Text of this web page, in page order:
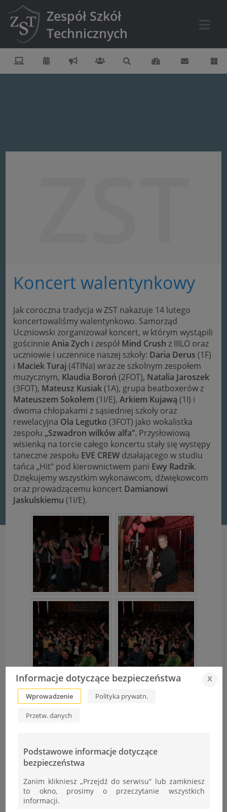
Zespół Szkół
Technicznych
Koncert walentynkowy
Jak coroczna tradycja w ZST nakazuje 14 lutego
koncertowaliśmy walentynkowo. Samorząd
Uczniowski zorganizował koncert, w którym wystąpili
gościnnieAnia Zych i zespół Mind Crush z IIILO oraz
uczniowie i uczennice naszej szkoły: Daria Derus (1F)
i Maciek Turaj (4TINa) wraz ze szkolnym zespołem
muzycznym, Klaudia Boroń (2FOT), Natalia Jaroszek
(3FOT), Mateusz Kusiak(1A), grupa beatboxerów z
Mateuszem Sokołem (1I/E),Arkiem Kujawą (1I) i
dwoma chłopakami z sąsiedniej szkoły oraz
rewelacyjna Ola Legutko (3FOT) jako wokalistka
zespołu „Szwadron wilków alfa”. Przysłowiową
wisienką na torcie całego koncertu stały się występy
taneczne zespołu EVE CREW działającego w studiu
tańca „Hit” pod kierownictwem pani Ewy Radzik.
Dziękujemy wszystkim wykonawcom, dźwiękowcom
oraz prowadzącemu koncert Damianowi
Jaskulskiemu (1I/E).
Informacje dotyczące bezpieczeństwa x
Wprowadzenie Polityka prywatn.
Przetw. danych
Podstawowe informacje dotyczące
bezpieczeństwa
Zanim klikniesz „Przejdź do serwisu” lub zamkniesz
to okno, prosimy o przeczytanie wszystkich
informacji.